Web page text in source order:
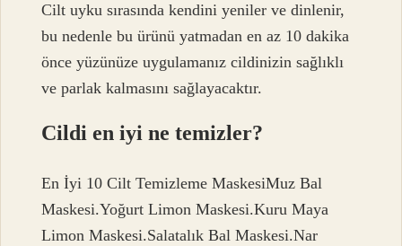
Cilt uyku sırasında kendini yeniler ve dinlenir,
bu nedenle bu ürünü yatmadan en az 10 dakika
önce yüzünüze uygulamanız cildinizin sağlıklı
ve parlak kalmasını sağlayacaktır.
Cildi en iyi ne temizler?
En İyi 10 Cilt Temizleme MaskesiMuz Bal
Maskesi.Yoğurt Limon Maskesi.Kuru Maya
Limon Maskesi.Salatalık Bal Maskesi.Nar